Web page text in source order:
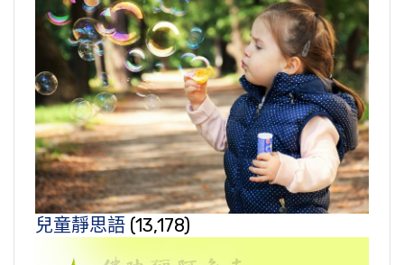
兒童靜思語 (13,178)